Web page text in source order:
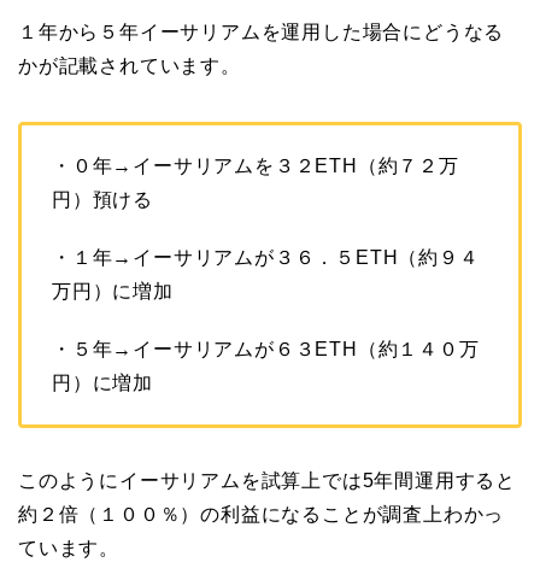
１年から５年イーサリアムを運用した場合にどうなる
かが記載されています。
・０年→イーサリアムを３２ETH（約７２万
円）預ける
・１年→イーサリアムが３６．５ETH（約９４
万円）に増加
・５年→イーサリアムが６３ETH（約１４０万
円）に増加
このようにイーサリアムを試算上では5年間運用すると
約２倍（１００％）の利益になることが調査上わかっ
ています。